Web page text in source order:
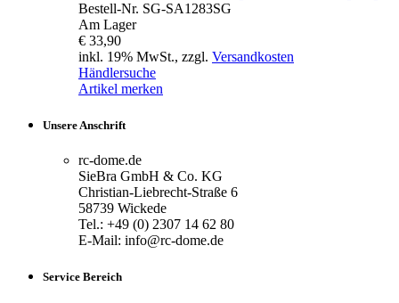
Bestell-Nr. SG-SA1283SG
Am Lager
€ 33,90
inkl. 19% MwSt., zzgl. Versandkosten
Händlersuche
Artikel merken
Unsere Anschrift
rc-dome.de
SieBra GmbH & Co. KG
Christian-Liebrecht-Straße 6
58739 Wickede
Tel.: +49 (0) 2307 14 62 80
E-Mail: info@rc-dome.de
Service Bereich